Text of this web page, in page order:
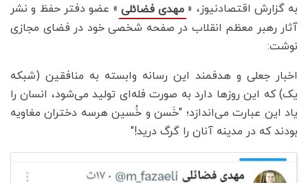
به گزارش اقتصادنیوز، « مهدی فضائلی » عضو دفتر حفظ و نشر
آثار رهبر معظم انقلاب در صفحه شخصی خود در فضای مجازی
نوشت:
اخبار جعلی و هدفمند این رسانه وابسته به منافقین (شبکه
یک) که این روزها دارد به صورت فله‌ای تولید می‌شود، انسان را
یاد این عبارت می‌اندازد؛ "خَسن و خُسین هرسه دختران مغاویه
بودند که در مدینه آنان را گرگ درید!"